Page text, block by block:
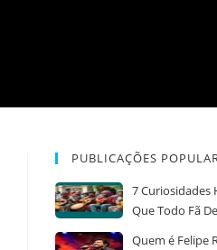
PUBLICAÇÕES
7 Curiosidades
Que Todo Fã
Quem é Felipe